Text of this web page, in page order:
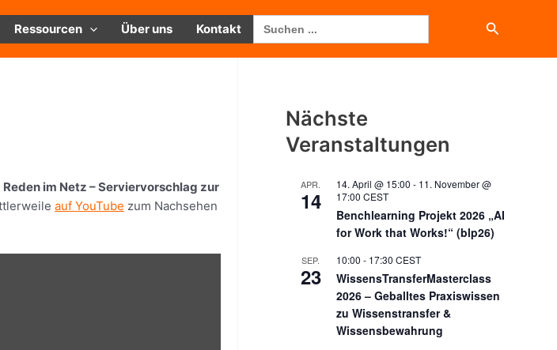
Ressourcen Über uns Kontakt
Search
for: Suchen
Reden im Netz – Serviervorschlag zur
auf YouTube zum Nachsehen
Nächste
Veranstaltungen
APR.
14
14. April @ 15:00 - 11. November @
17:00 CEST
Benchlearning Projekt 2026 „AI
for Work that Works!“ (blp26)
SEP.
23
10:00 - 17:30 CEST
WissensTransferMasterclass
2026 – Geballtes Praxiswissen
zu Wissenstransfer &
Wissensbewahrung